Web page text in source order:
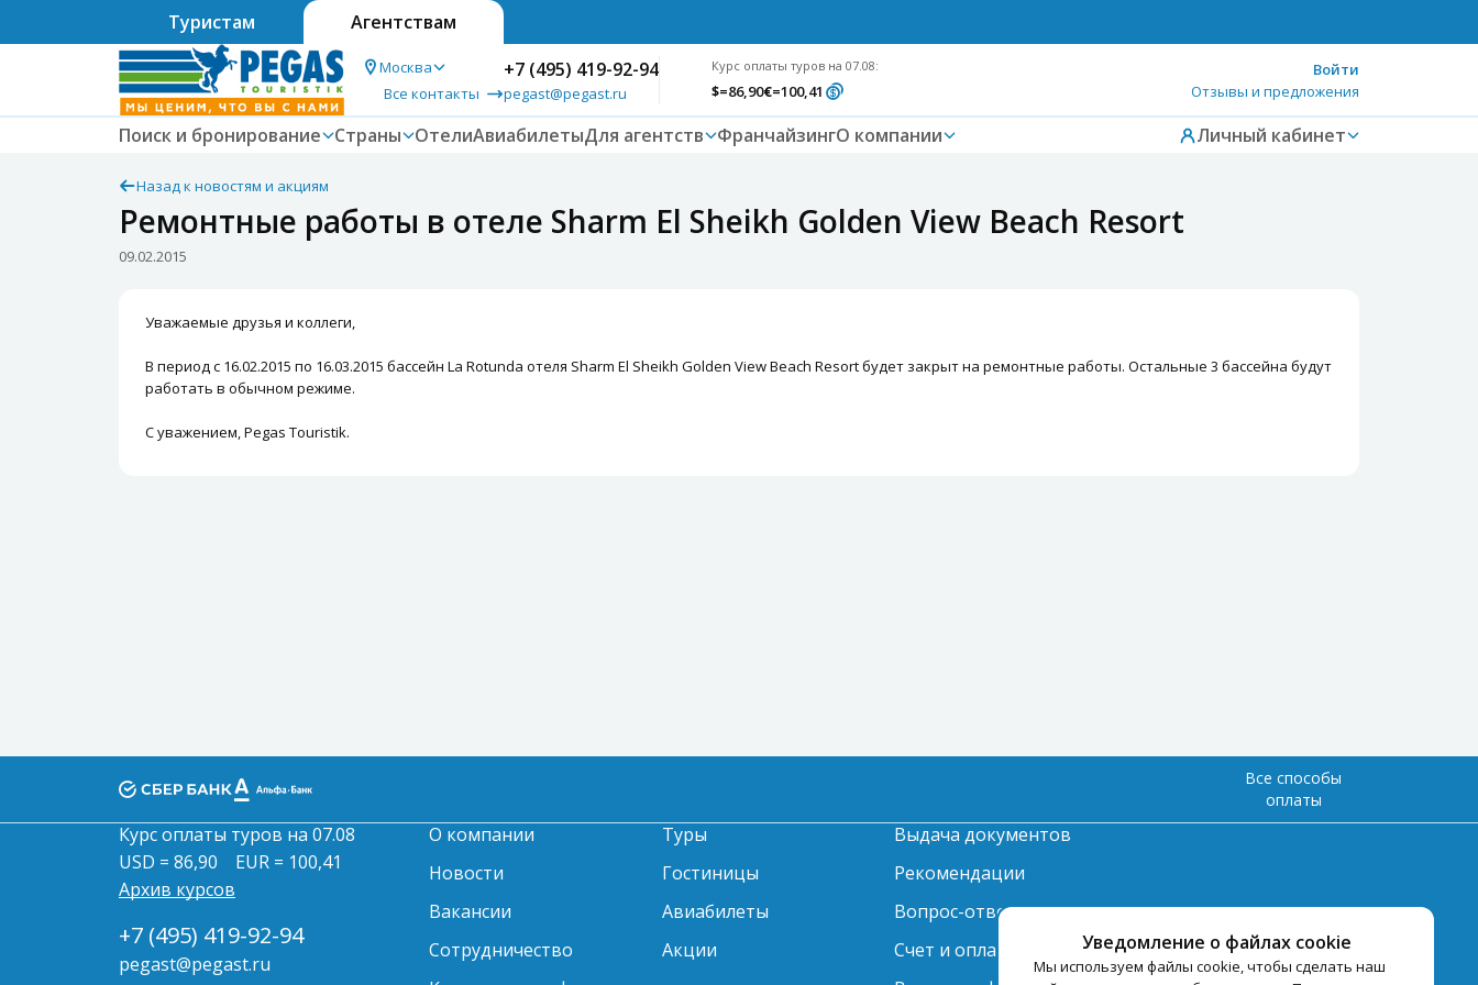
Туристам Агентствам
Москва
Все контакты
+7 (495) 419-92-94
pegast@pegast.ru
Курс оплаты туров на 07.08:
$=86,90€=100,41
Войти
Отзывы и предложения
Поиск и бронирование Страны ОтелиАвиабилетыДля агентств ФранчайзингО компании Личный кабинет
Назад к новостям и акциям
Ремонтные работы в отеле Sharm El Sheikh Golden View Beach Resort
09.02.2015
Уважаемые друзья и коллеги,
В период с 16.02.2015 по 16.03.2015 бассейн La Rotunda отеля Sharm El Sheikh Golden View Beach Resort будет закрыт на ремонтные работы. Остальные 3 бассейна будут
работать в обычном режиме.
С уважением, Pegas Touristik.
Уведомление о файлах cookie
Мы используем файлы cookie, чтобы сделать наш
Все способы
оплаты
Курс оплаты туров на 07.08
USD = 86,90
EUR = 100,41
Архив курсов
+7 (495) 419-92-94
pegast@pegast.ru
О компании
Новости
Вакансии
Сотрудничество
Туры
Гостиницы
Авиабилеты
Акции
Выдача документов
Рекомендации
Вопрос-ответ
Счет и оплата